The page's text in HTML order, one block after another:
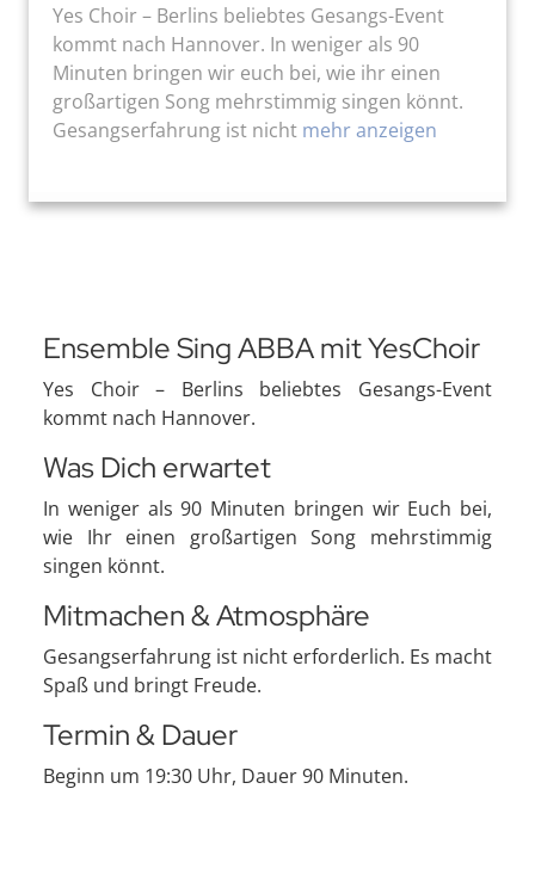
Yes Choir – Berlins beliebtes Gesangs-Event
kommt nach Hannover. In weniger als 90
Minuten bringen wir euch bei, wie ihr einen
großartigen Song mehrstimmig singen könnt.
Gesangserfahrung ist nicht mehr anzeigen
Ensemble Sing ABBA mit YesChoir
Yes Choir – Berlins beliebtes Gesangs-Event
kommt nach Hannover.
Was Dich erwartet
In weniger als 90 Minuten bringen wir Euch bei,
wie Ihr einen großartigen Song mehrstimmig
singen könnt.
Mitmachen & Atmosphäre
Gesangserfahrung ist nicht erforderlich. Es macht
Spaß und bringt Freude.
Termin & Dauer
Beginn um 19:30 Uhr, Dauer 90 Minuten.